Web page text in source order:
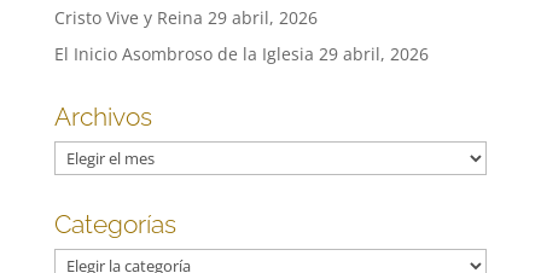
Cristo Vive y Reina 29 abril, 2026
El Inicio Asombroso de la Iglesia 29 abril, 2026
Archivos
Archivos
Categorías
Categorías